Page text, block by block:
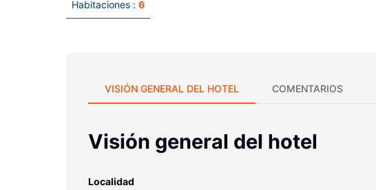
Habitaciones : 6
VISIÓN GENERAL DEL HOTEL COMENTARIOS
Visión general del hotel
Localidad